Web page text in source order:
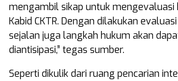
mengambil sikap untuk mengevaluasi
Kabid CKTR. Dengan dilakukan
sejalan juga langkah hukum akan
diantisipasi,” tegas sumber.
Seperti dikulik dari ruang pencarian